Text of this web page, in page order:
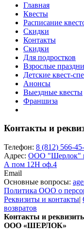
Главная
Квесты
Расписание
Скидки
Контакты
Скидки
Для подростков
Взрослые
Детские квест-
Анонсы
Выездные квесты
Франшиза
Контакты и
Телефон: 8 (812) 566-
Адрес: ООО "Шерлок" г.
А пом 12Н оф.4
Email
Основные вопросы:
Политика ООО о
Реквизиты и контакты|
возвратов
Контакты и
ООО «ШЕРЛОК»